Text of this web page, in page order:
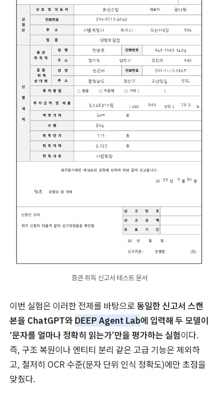
증권 취득 신고서 테스트 문서
이번 실험은 이러한 전제를 바탕으로 동일한 신고서 스캔
본을 ChatGPT와 DEEP Agent Lab에 입력해 두 모델이
‘문자를 얼마나 정확히 읽는가’만을 평가하는 실험이다.
즉, 구조 복원이나 엔티티 분리 같은 고급 기능은 제외하
고, 철저히 OCR 수준(문자 단위 인식 정확도)에만 초점을
맞췄다.